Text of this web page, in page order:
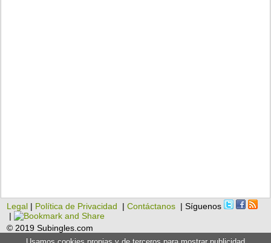
Legal | Política de Privacidad |Contáctanos | Síguenos
|
© 2019 Subingles.com
Usamos cookies propias y de terceros para mostrar publicidad